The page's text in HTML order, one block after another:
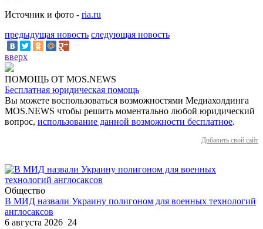
Источник и фото - ria.ru
предыдущая новость следующая новость
вверх
ПОМОЩЬ ОТ MOS.NEWS
Бесплатная юридическая помощь
Вы можете воспользоваться возможностями Медиахолдинга
MOS.NEWS чтобы решить моментально любой юридический
вопрос, использование данной возможности бесплатное.
Добавить свой сайт
Общество
В МИД назвали Украину полигоном для военных технологий
англосаксов
6 августа 2026 24